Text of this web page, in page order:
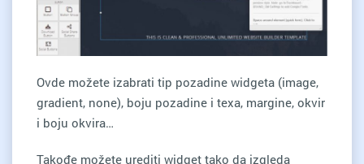
Ovde možete izabrati tip pozadine widgeta (image,
gradient, none), boju pozadine i texa, margine, okvir
i boju okvira…
Takođe možete urediti widget tako da izgleda